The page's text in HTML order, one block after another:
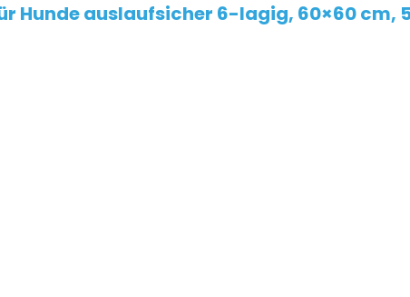
auslaufsicher 6-lagig, 60×60 cm,